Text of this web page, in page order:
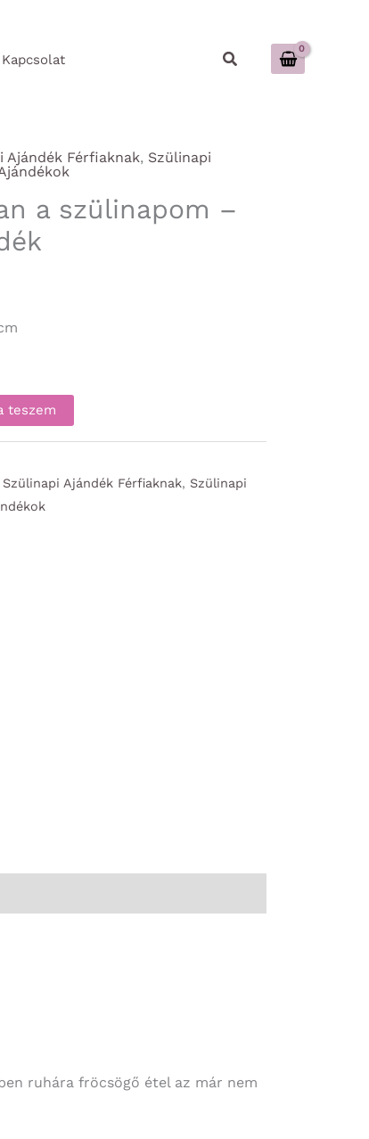
Kapcsolat Keresés
Ajándék Férfiaknak, Szülinapi
a szülinapom –
teszem
Szülinapi Ajándék Férfiaknak, Szülinapi
ruhára fröcsögő étel az már nem